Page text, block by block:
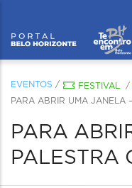
EVENTOS / FESTIVAL /
PARA ABRIR UMA JANELA
PARA
PALESTRA